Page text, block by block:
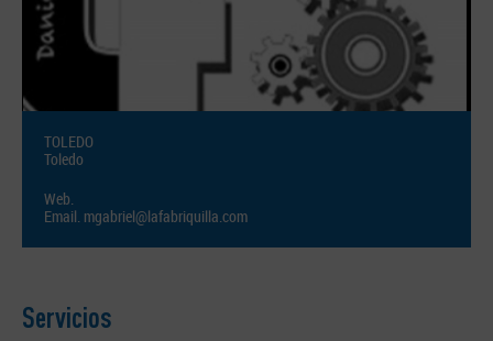
TOLEDO
Toledo
Web.
Email. mgabriel@lafabriquilla.com
Servicios